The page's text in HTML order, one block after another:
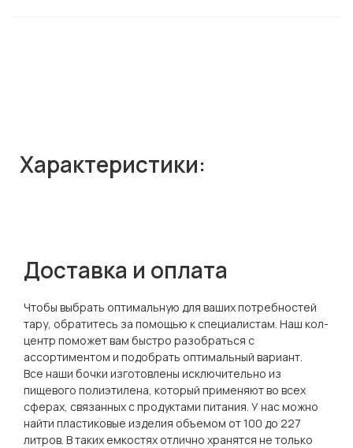
Характеристики:
Доставка и оплата
Чтобы выбрать оптимальную для ваших потребностей
тару, обратитесь за помощью к специалистам. Наш кол-
центр поможет вам быстро разобраться с
ассортиментом и подобрать оптимальный вариант.
Все наши бочки изготовлены исключительно из
пищевого полиэтилена, который применяют во всех
сферах, связанных с продуктами питания. У нас можно
найти пластиковые изделия объемом от 100 до 227
литров. В таких емкостях отлично хранятся не только